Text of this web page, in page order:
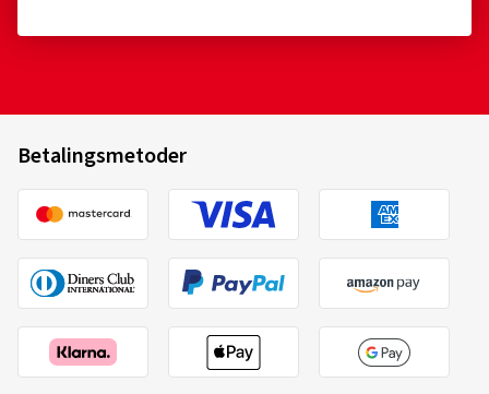
Betalingsmetoder